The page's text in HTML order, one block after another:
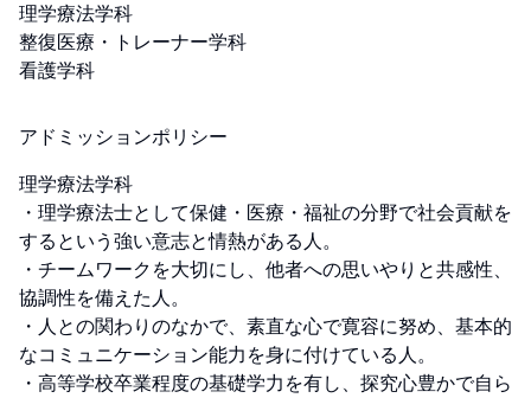
理学療法学科
整復医療・トレーナー学科
看護学科
アドミッションポリシー
理学療法学科
・理学療法士として保健・医療・福祉の分野で社会貢献を
するという強い意志と情熱がある人。
・チームワークを大切にし、他者への思いやりと共感性、
協調性を備えた人。
・人との関わりのなかで、素直な心で寛容に努め、基本的
なコミュニケーション能力を身に付けている人。
・高等学校卒業程度の基礎学力を有し、探究心豊かで自ら